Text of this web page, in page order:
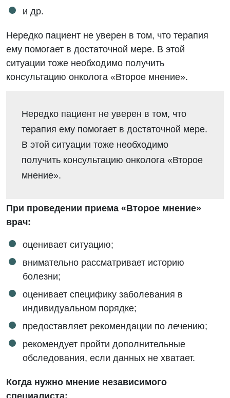
и др.
Нередко пациент не уверен в том, что терапия
ему помогает в достаточной мере. В этой
ситуации тоже необходимо получить
консультацию онколога «Второе мнение».
Нередко пациент не уверен в том, что
терапия ему помогает в достаточной мере.
В этой ситуации тоже необходимо
получить консультацию онколога «Второе
мнение».
При проведении приема «Второе мнение»
врач:
оценивает ситуацию;
внимательно рассматривает историю
болезни;
оценивает специфику заболевания в
индивидуальном порядке;
предоставляет рекомендации по лечению;
рекомендует пройти дополнительные
обследования, если данных не хватает.
Когда нужно мнение независимого